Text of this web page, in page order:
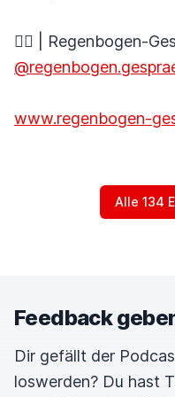
🏳️‍🌈 | Regenbogen-
www.regenbogen-
Alle 134
Feedback
Dir gefällt der
loswerden? Du hast